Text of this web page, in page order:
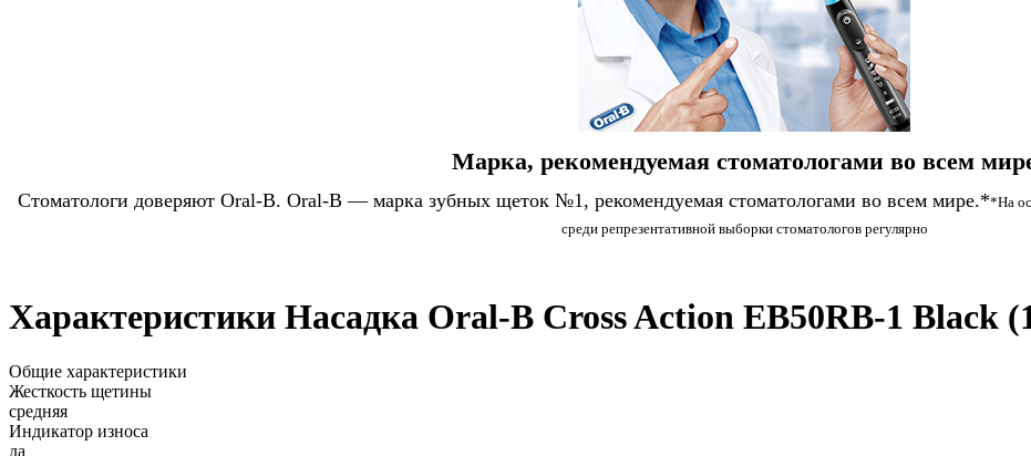
Марка, рекомендуемая стоматологами во всем
Стоматологи доверяют Oral-B. Oral-B — марка зубных щеток №1, рекомендуемая стоматологами во всем мире.**На
среди репрезентативной выборки стоматологов регулярно
Характеристики Насадка Oral-B Cross Action EB50RB-1 Black
Общие характеристики
Жесткость щетины
средняя
Индикатор износа
да